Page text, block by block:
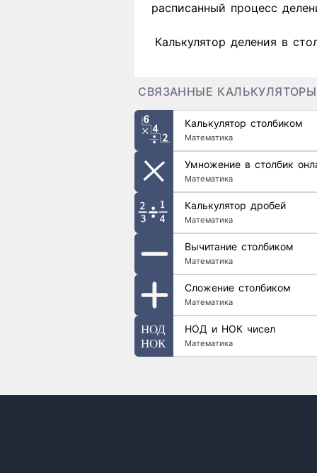
расписанный процесс
Калькулятор деления в
СВЯЗАННЫЕ КАЛЬКУЛЯТОРЫ
Калькулятор столбиком
Математика
Умножение в столбик
Математика
Калькулятор дробей
Математика
Вычитание столбиком
Математика
Сложение столбиком
Математика
НОД и НОК чисел
Математика